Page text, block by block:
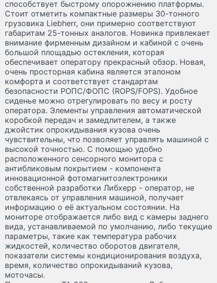
способствует быстрому опорожнению платформы.
Стоит отметить компактные размеры 30-тонного
грузовика Liebherr, они примерно соответствуют
габаритам 25-тонных аналогов. Новинка привлекает
внимание фирменным дизайном и кабиной с очень
большой площадью остекления, которая
обеспечивает оператору прекрасный обзор. Новая,
очень просторная кабина является эталоном
комфорта и соответствует стандартам
безопасности РОПС/ФОПС (ROPS/FOPS). Удобное
сиденье можно отрегулировать по весу и росту
оператора. Элементы управления автоматической
коробкой передач и замедлителем, а также
джойстик опрокидывания кузова очень
чувствительны, что позволяет управлять машиной с
высокой точностью. С помощью удобно
расположенного сенсорного монитора с
антибликовым покрытием - компонента
инновационной фотомагнитоэлектроники
собственной разработки Либхерр - оператор, не
отвлекаясь от управления машиной, получает
информацию о её актуальном состоянии. На
мониторе отображается либо вид с камеры заднего
вида, устанавливаемой по умолчанию, либо текущие
параметры, такие как температура рабочих
жидкостей, количество оборотов двигателя,
показатели системы кондиционирования воздуха,
время, количество опрокидываний кузова,
моточасы.